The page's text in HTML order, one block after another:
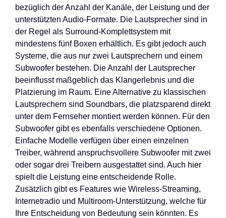
bezüglich der Anzahl der Kanäle, der Leistung und der
unterstützten Audio-Formate. Die Lautsprecher sind in
der Regel als Surround-Komplettsystem mit
mindestens fünf Boxen erhältlich. Es gibt jedoch auch
Systeme, die aus nur zwei Lautsprechern und einem
Subwoofer bestehen. Die Anzahl der Lautsprecher
beeinflusst maßgeblich das Klangerlebnis und die
Platzierung im Raum. Eine Alternative zu klassischen
Lautsprechern sind Soundbars, die platzsparend direkt
unter dem Fernseher montiert werden können. Für den
Subwoofer gibt es ebenfalls verschiedene Optionen.
Einfache Modelle verfügen über einen einzelnen
Treiber, während anspruchsvollere Subwoofer mit zwei
oder sogar drei Treibern ausgestattet sind. Auch hier
spielt die Leistung eine entscheidende Rolle.
Zusätzlich gibt es Features wie Wireless-Streaming,
Internetradio und Multiroom-Unterstützung, welche für
Ihre Entscheidung von Bedeutung sein könnten. Es